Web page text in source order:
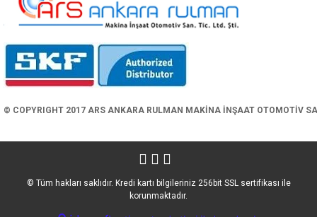
© COPYRIGHT 2017 ARS ANKARA RULMAN MAKİNA İNŞAAT OTOMOTİV
© Tüm hakları saklıdır. Kredi kartı bilgileriniz 256bit SSL sertifikası ile
korunmaktadır.